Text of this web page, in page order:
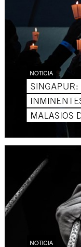
NOTICIA
SINGAPUR:
MALASIOS
NOTICIA